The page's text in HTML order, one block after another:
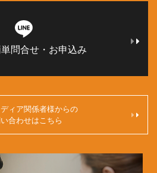
問合せ・お申込み
ィア関係者様からの
合わせはこちら